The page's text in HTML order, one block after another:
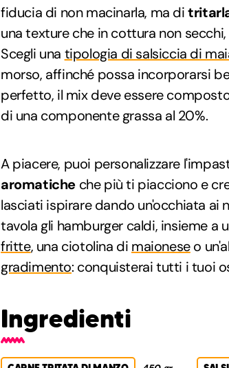
fiducia di non macinarla, ma di
una texture che in cottura non
Scegli una tipologia di salsiccia di
morso, affinché possa incorporarsi
perfetto, il mix deve essere
di una componente grassa al 20%.
A piacere, puoi personalizzare
aromatiche che più ti piacciono e
lasciati ispirare dando un'occhiata ai
tavola gli hamburger caldi, insieme a
fritte, una ciotolina di maioneseo
gradimento: conquisterai tutti i tuoi
Ingredienti